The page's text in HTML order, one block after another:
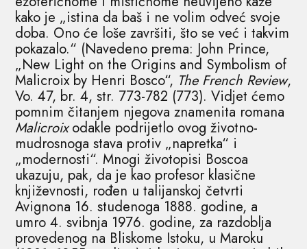
kako je „istina da baš i ne volim odveć svoje
doba. Ono će loše završiti, što se već i takvim
pokazalo.“ (Navedeno prema: John Prince,
„New Light on the Origins and Symbolism of
Malicroix by Henri Bosco“, The French Review,
Vo. 47, br. 4, str. 773-782 (773). Vidjet ćemo
pomnim čitanjem njegova znamenita romana
Malicroixodakle podrijetlo ovog životno-
mudrosnoga stava protiv „napretka“ i
„modernosti“. Mnogi životopisi Boscoa
ukazuju, pak, da je kao profesor klasične
književnosti, rođen u talijanskoj četvrti
Avignona 16. studenoga 1888. godine, a
umro 4. svibnja 1976. godine, za razdoblja
provedenog na Bliskome Istoku, u Maroku